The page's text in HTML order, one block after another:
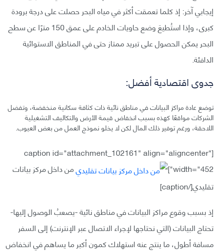
إيجابي آخر: إذ كلما تعمقت أكثر في مياه البحر حصلت على درجة برودة
كبرى، وإذا استُطيعَ وضع حاويات الخادم على عمق 150 مترًا عن سطح
البحر يمكن الحصول على تبريد ممتاز حتى في المناطق الاستوائية
الدافئة.
جدوى اقتصادية أفضل:
توضع عادة مراكز البيانات في مناطق نائية ذات كثافة سكانية منخفضة، وتفضل
الشركات مواقعًا كهذه بسبب انخفاض قيمة الأرض والتكاليف التشغيلية
اللاحقة، ورغم توفير ذلك المال لكن لا يخلو نموذج العمل من بعض العيوب.
[caption id="attachment_102161" align="aligncenter"
width="452"]
من داخل مركز بيانات
تقليدي[/caption]
إذ بسبب وقوع مراكز البيانات في مناطق نائية -يصعبُ الوصول إليها-
تحتاج البيانات (التي نحتاجها لإجراء الاتصال عبر الإنترنت) إلى السفر
مسافة أطول، ما ينتج عنه استهلاك كمون أكبر ما يساهم في انخفاض